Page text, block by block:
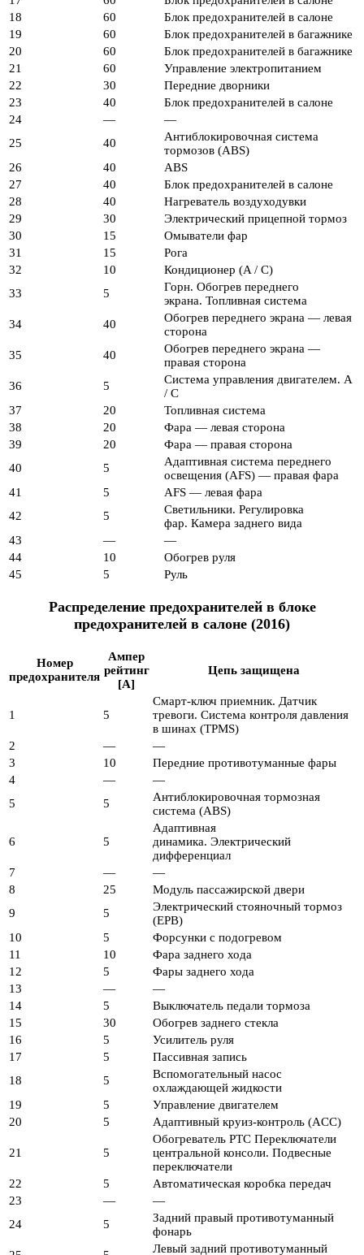
18
60
Блок предохранителей в салоне
19
60
Блок предохранителей в багажнике
20
60
Блок предохранителей в багажнике
21
60
Управление электропитанием
22
30
Передние дворники
23
40
Блок предохранителей в салоне
24
—
—
25
40
Антиблокировочная система
тормозов (ABS)
26
40
ABS
27
40
Блок предохранителей в салоне
28
40
Нагреватель воздуходувки
29
30
Электрический прицепной тормоз
30
15
Омыватели фар
31
15
Рога
32
10
Кондиционер (A / C)
33
5
Горн. Обогрев переднего
экрана. Топливная система
34
40
Обогрев переднего экрана — левая
сторона
35
40
Обогрев переднего экрана —
правая сторона
36
5
Система управления двигателем. A
/ C
37
20
Топливная система
38
20
Фара — левая сторона
39
20
Фара — правая сторона
40
5
Адаптивная система переднего
освещения (AFS) — правая фара
41
5
AFS — левая фара
42
5
Светильники. Регулировка
фар. Камера заднего вида
43
—
—
44
10
Обогрев руля
45
5 Руль
Распределение предохранителей в блоке
предохранителей в салоне (2016)
Номер
предохранителя
Ампер
рейтинг
[A]
Цепь защищена
1 5
Смарт-ключ приемник. Датчик
тревоги. Система контроля давления
в шинах (TPMS)
2
—
—
3
10
Передние противотуманные фары
4
—
—
5
5
Антиблокировочная тормозная
система (ABS)
6 5
Адаптивная
динамика. Электрический
дифференциал
7
—
—
8
25
Модуль пассажирской двери
9
5
Электрический стояночный тормоз
(EPB)
10
5
Форсунки с подогревом
11
10
Фара заднего хода
12
5
Фары заднего хода
13
—
—
14
5
Выключатель педали тормоза
15
30
Обогрев заднего стекла
16
5
Усилитель руля
17
5
Пассивная запись
18
5
Вспомогательный насос
охлаждающей жидкости
19
5
Управление двигателем
20
5 Адаптивный круиз-контроль (ACC)
21 5
Обогреватель PTC Переключатели
центральной консоли. Подвесные
переключатели
22
5
Автоматическая коробка передач
23
—
—
24
5
Задний правый противотуманный
фонарь
Левый задний противотуманный